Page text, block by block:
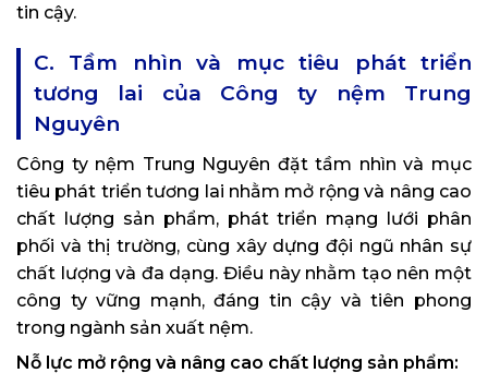
tin cậy.
C. Tầm nhìn và mục tiêu phát triển
tương lai của Công ty nệm Trung
Nguyên
Công ty nệm Trung Nguyên đặt tầm nhìn và mục
tiêu phát triển tương lai nhằm mở rộng và nâng cao
chất lượng sản phẩm, phát triển mạng lưới phân
phối và thị trường, cùng xây dựng đội ngũ nhân sự
chất lượng và đa dạng. Điều này nhằm tạo nên một
công ty vững mạnh, đáng tin cậy và tiên phong
trong ngành sản xuất nệm.
Nỗ lực mở rộng và nâng cao chất lượng sản phẩm: